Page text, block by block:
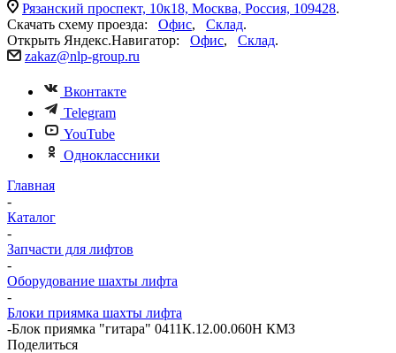
Рязанский проспект, 10к18, Москва, Россия, 109428.
Скачать схему проезда: Офис, Склад.
Открыть Яндекс.Навигатор: Офис, Склад.
zakaz@nlp-group.ru
Вконтакте
Telegram
YouTube
Одноклассники
Главная
-
Каталог
-
Запчасти для лифтов
-
Оборудование шахты лифта
-
Блоки приямка шахты лифта
-Блок приямка "гитара" 0411К.12.00.060Н КМЗ
Поделиться